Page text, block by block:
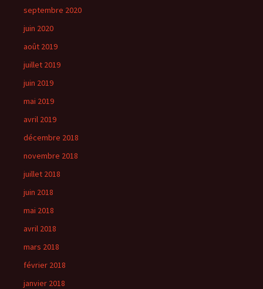
septembre 2020
juin 2020
août 2019
juillet 2019
juin 2019
mai 2019
avril 2019
décembre 2018
novembre 2018
juillet 2018
juin 2018
mai 2018
avril 2018
mars 2018
février 2018
janvier 2018